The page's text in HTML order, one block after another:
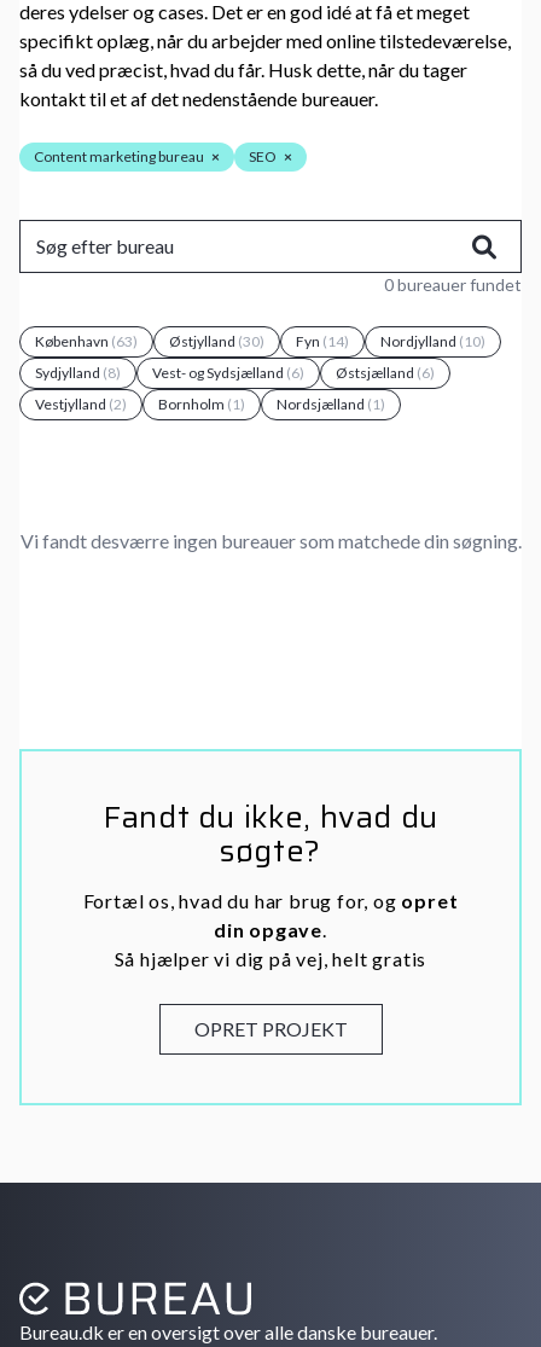
deres ydelser og cases. Det er en god idé at få et meget
specifikt oplæg, når du arbejder med online tilstedeværelse,
så du ved præcist, hvad du får. Husk dette, når du tager
kontakt til et af det nedenstående bureauer.
Content marketing bureau × SEO ×
0 bureauer fundet
København (63) Østjylland (30) Fyn (14) Nordjylland (10)
Sydjylland (8) Vest- og Sydsjælland (6) Østsjælland (6)
Vestjylland (2) Bornholm (1) Nordsjælland (1)
Vi fandt desværre ingen bureauer som matchede din søgning.
Fandt du ikke, hvad du
søgte?
Fortæl os, hvad du har brug for, og opret
din opgave.
Så hjælper vi dig på vej, helt gratis
OPRET PROJEKT
Bureau.dk er en oversigt over alle danske bureauer.